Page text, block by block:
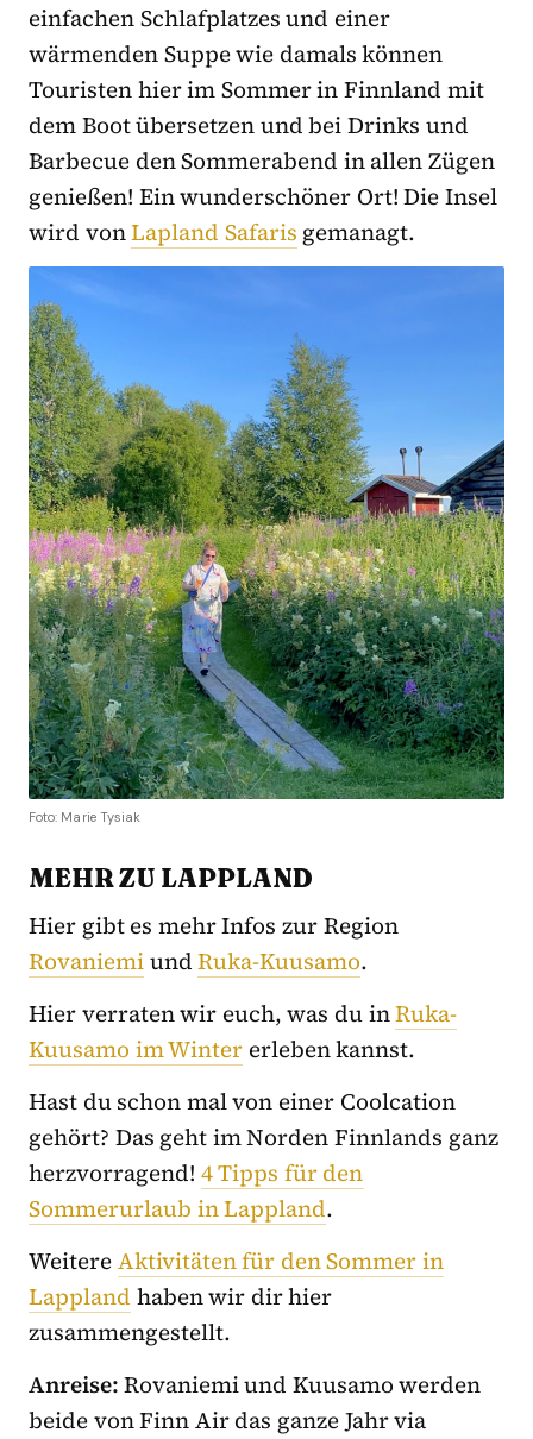
einfachen Schlafplatzes und einer
wärmenden Suppe wie damals können
Touristen hier im Sommer in Finnland mit
dem Boot übersetzen und bei Drinks und
Barbecue den Sommerabend in allen Zügen
genießen! Ein wunderschöner Ort! Die Insel
wird vonLapland Safaris gemanagt.
Foto: Marie Tysiak
MEHR ZU LAPPLAND
Hier gibt es mehr Infos zur Region
RovaniemiundRuka-Kuusamo.
Hier verraten wir euch, was du inRuka-
Kuusamo im Winter erleben kannst.
Hast du schon mal von einer Coolcation
gehört? Das geht im Norden Finnlands ganz
herzvorragend! 4 Tipps für den
Sommerurlaub in Lappland.
WeitereAktivitäten für den Sommer in
Lappland haben wir dir hier
zusammengestellt.
Anreise:Rovaniemi und Kuusamo werden
beide von Finn Air das ganze Jahr via